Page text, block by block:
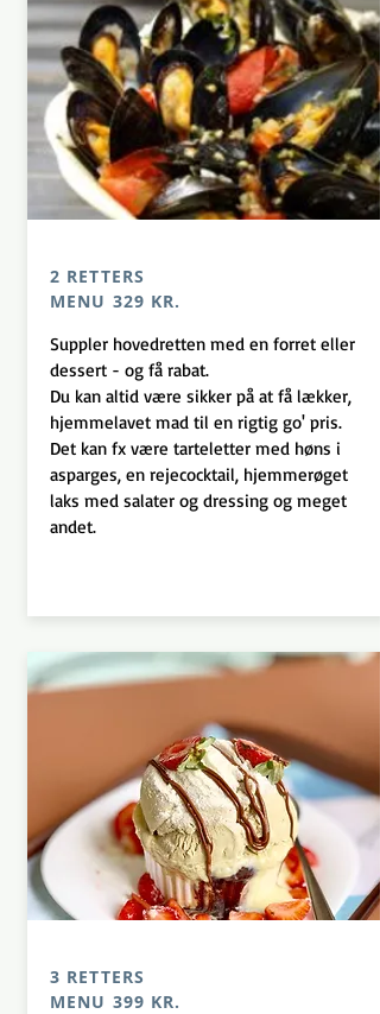
2 RETTERS
MENU 329 KR.
Suppler hovedretten med en forret eller
dessert - og få rabat.
Du kan altid være sikker på at få lækker,
hjemmelavet mad til en rigtig go' pris.
Det kan fx være tarteletter med høns i
asparges, en rejecocktail, hjemmerøget
laks med salater og dressing og meget
andet.
3 RETTERS
MENU 399 KR.